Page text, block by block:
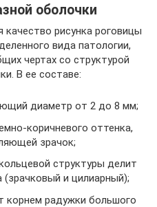
оболочки
рисунка роговицы
вида патологии,
чертах со структурой
В ее составе:
диаметр от 2 до 8 мм;
коричневого оттенка,
зрачок;
структуры делит
(зрачковый и цилиарный);
корнем радужки большого